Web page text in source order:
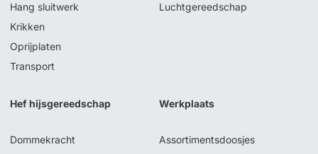
Hang sluitwerk
Krikken
Oprijplaten
Transport
Luchtgereedschap
Hef hijsgereedschap
Dommekracht
Werkplaats
Assortimentsdoosjes